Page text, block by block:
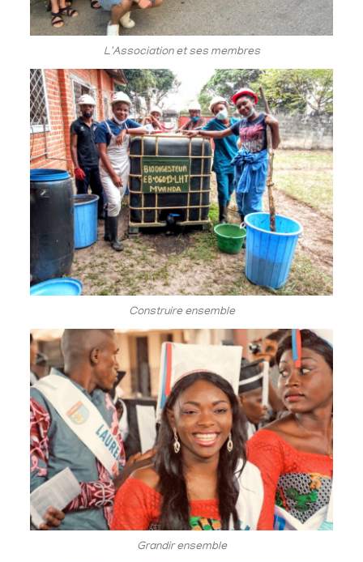
L'Association et ses membres
Construire ensemble
Grandir ensemble